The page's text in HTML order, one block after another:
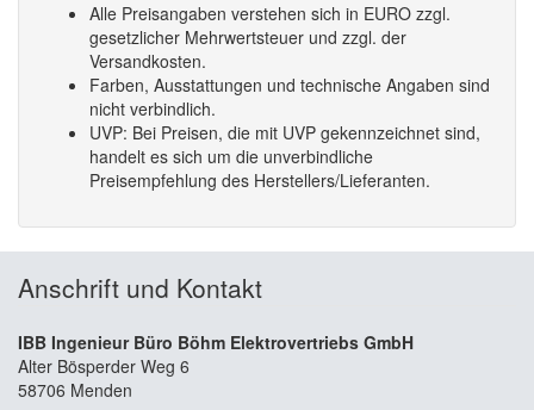
Alle Preisangaben verstehen sich in EURO zzgl.
gesetzlicher Mehrwertsteuer und zzgl. der
Versandkosten.
Farben, Ausstattungen und technische Angaben sind
nicht verbindlich.
UVP: Bei Preisen, die mit UVP gekennzeichnet sind,
handelt es sich um die unverbindliche
Preisempfehlung des Herstellers/Lieferanten.
Anschrift und Kontakt
IBB Ingenieur Büro Böhm Elektrovertriebs GmbH
Alter Bösperder Weg 6
58706 Menden